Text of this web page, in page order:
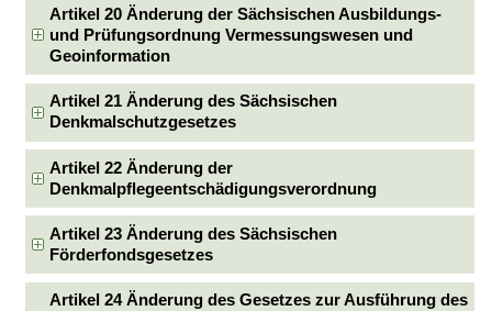
Artikel 20 Änderung der Sächsischen Ausbildungs-
und Prüfungsordnung Vermessungswesen und
Geoinformation
Artikel 21 Änderung des Sächsischen
Denkmalschutzgesetzes
Artikel 22 Änderung der
Denkmalpflegeentschädigungsverordnung
Artikel 23 Änderung des Sächsischen
Förderfondsgesetzes
Artikel 24 Änderung des Gesetzes zur Ausführung des